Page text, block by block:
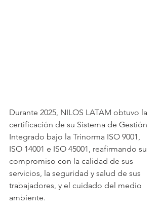
Durante 2025, NILOS LATAM obtuvo la
certificación de su Sistema de Gestión
Integrado bajo la Trinorma ISO 9001,
ISO 14001 e ISO 45001, reafirmando su
compromiso con la calidad de sus
servicios, la seguridad y salud de sus
trabajadores, y el cuidado del medio
ambiente.